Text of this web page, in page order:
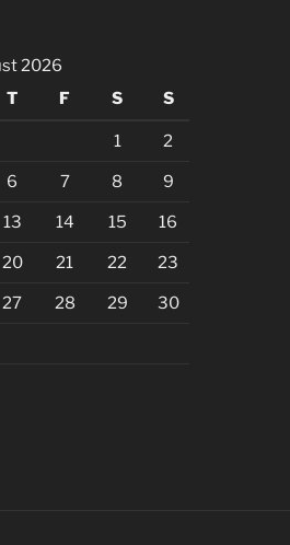
2026
T F S S
1 2
6 7 8 9
13 14 15 16
20 21 22 23
27 28 29 30